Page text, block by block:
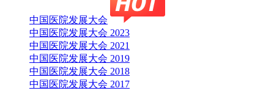
中国医院发展大会
中国医院发展大会 2023
中国医院发展大会 2021
中国医院发展大会 2019
中国医院发展大会 2018
中国医院发展大会 2017